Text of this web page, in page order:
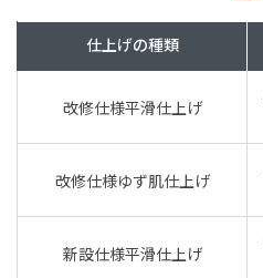
仕上げの種類
改修仕様平滑仕上げ
改修仕様ゆず肌仕上げ
新設仕様平滑仕上げ